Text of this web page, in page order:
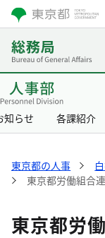
知らせ 各課紹介
東京都の人事
東京都労働組合
東京都労